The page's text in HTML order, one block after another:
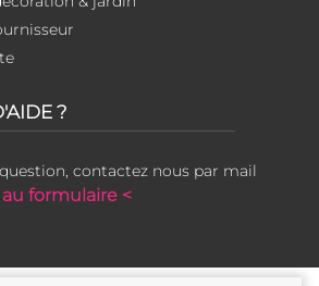
?
contactez nous par mail
formulaire <